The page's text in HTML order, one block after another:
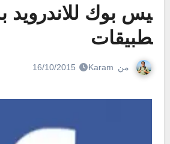
يس بوك للاندرويد
طبيقات
من Karam
16/10/2015